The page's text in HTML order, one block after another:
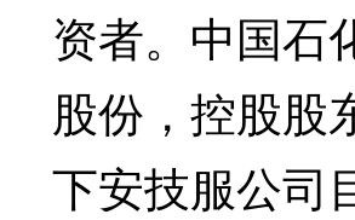
资者。中国石
股份，控股股
下安技服公司